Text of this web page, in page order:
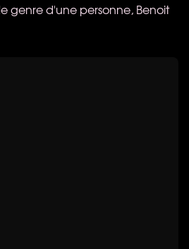
genre d'une personne, Benoit